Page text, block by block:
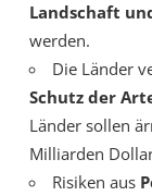
Landschaft
werden.
Die Länder
Schutz der
Länder sollen
Milliarden
Risiken aus